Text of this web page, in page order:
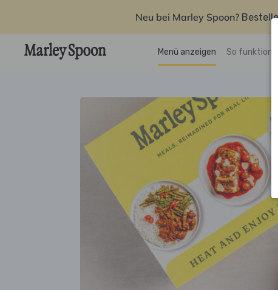
Neu bei Marley Spoon?
Menü anzeigen So